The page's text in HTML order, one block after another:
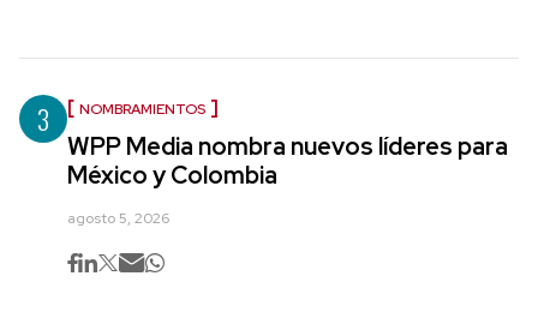
3 NOMBRAMIENTOS
WPP Media nombra nuevos líderes para
México y Colombia
agosto 5, 2026